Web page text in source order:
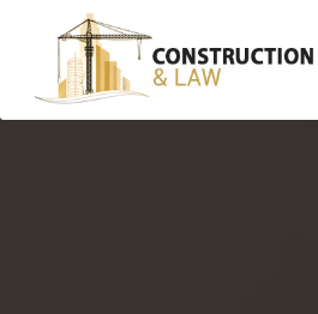
6989508447,6978245071